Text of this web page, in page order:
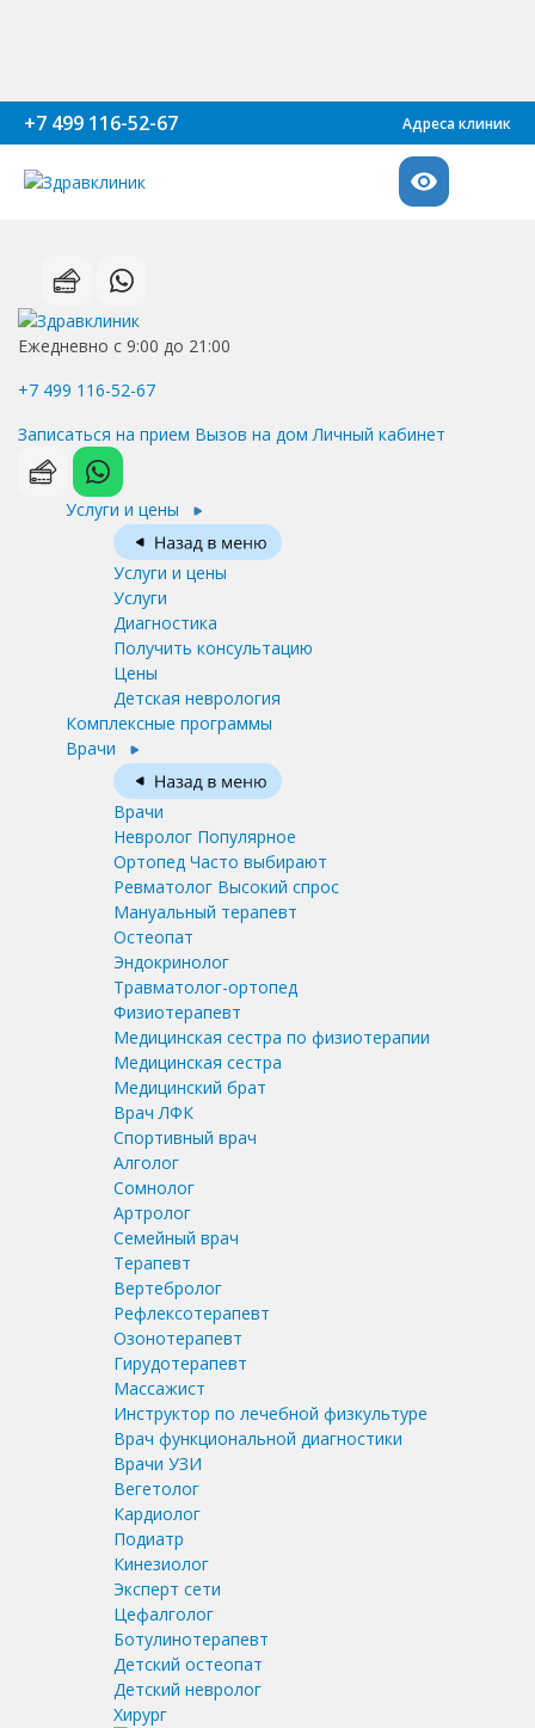
+7 499 116-52-67 Адреса клиник
Ежедневно с 9:00 до 21:00
+7 499 116-52-67
Записаться на прием Вызов на дом Личный кабинет
Услуги и цены
Услуги и цены
Услуги
Диагностика
Получить консультацию
Цены
Детская неврология
Комплексные программы
Врачи
Врачи
Невролог Популярное
Ортопед Часто выбирают
Ревматолог Высокий спрос
Мануальный терапевт
Остеопат
Эндокринолог
Травматолог-ортопед
Физиотерапевт
Медицинская сестра по физиотерапии
Медицинская сестра
Медицинский брат
Врач ЛФК
Спортивный врач
Алголог
Сомнолог
Артролог
Семейный врач
Терапевт
Вертебролог
Рефлексотерапевт
Озонотерапевт
Гирудотерапевт
Массажист
Инструктор по лечебной физкультуре
Врач функциональной диагностики
Врачи УЗИ
Вегетолог
Кардиолог
Подиатр
Кинезиолог
Эксперт сети
Цефалголог
Ботулинотерапевт
Детский остеопат
Детский невролог
Хирург